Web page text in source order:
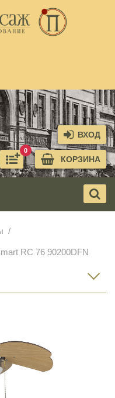
ВХОД
КОРЗИНА
0
RC 76 90200DFN